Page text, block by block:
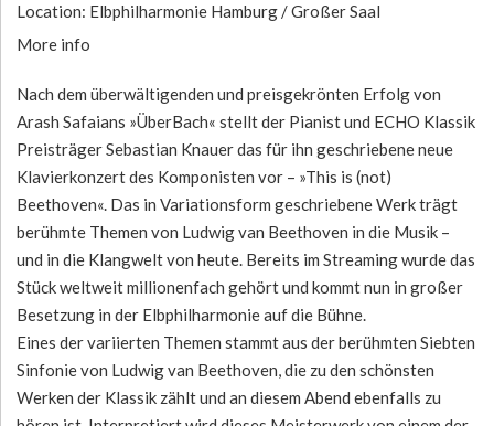
Location: Elbphilharmonie Hamburg / Großer Saal
More info
Nach dem überwältigenden und preisgekrönten Erfolg von
Arash Safaians »ÜberBach« stellt der Pianist und ECHO Klassik
Preisträger Sebastian Knauer das für ihn geschriebene neue
Klavierkonzert des Komponisten vor – »This is (not)
Beethoven«. Das in Variationsform geschriebene Werk trägt
berühmte Themen von Ludwig van Beethoven in die Musik –
und in die Klangwelt von heute. Bereits im Streaming wurde das
Stück weltweit millionenfach gehört und kommt nun in großer
Besetzung in der Elbphilharmonie auf die Bühne.
Eines der variierten Themen stammt aus der berühmten Siebten
Sinfonie von Ludwig van Beethoven, die zu den schönsten
Werken der Klassik zählt und an diesem Abend ebenfalls zu